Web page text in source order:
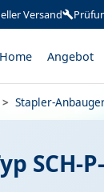
Versand
Home Angebot
> Stapler-
SCH-